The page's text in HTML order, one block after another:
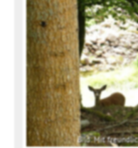
Bild: Mit